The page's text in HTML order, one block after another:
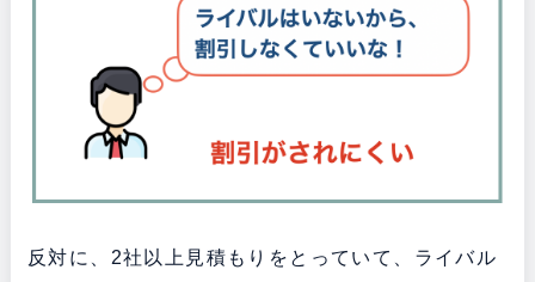
反対に、2社以上見積もりをとっていて、ライバル